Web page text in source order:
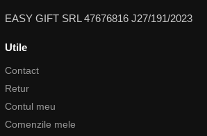
EASY GIFT SRL 47676816 J27/191/2023
Utile
Contact
Retur
Contul meu
Comenzile mele